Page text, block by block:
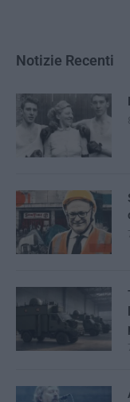
Notizie Recenti